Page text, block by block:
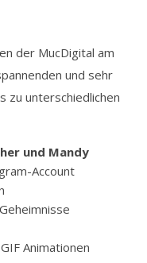
der MucDigital am
und sehr
zu unterschiedlichen
und Mandy
Account
Animationen